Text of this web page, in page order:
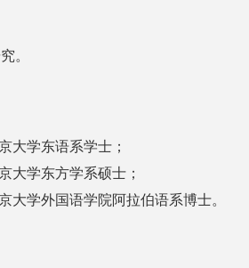
。
大学东语系学士；
大学东方学系硕士；
大学外国语学院阿拉伯语系博士。